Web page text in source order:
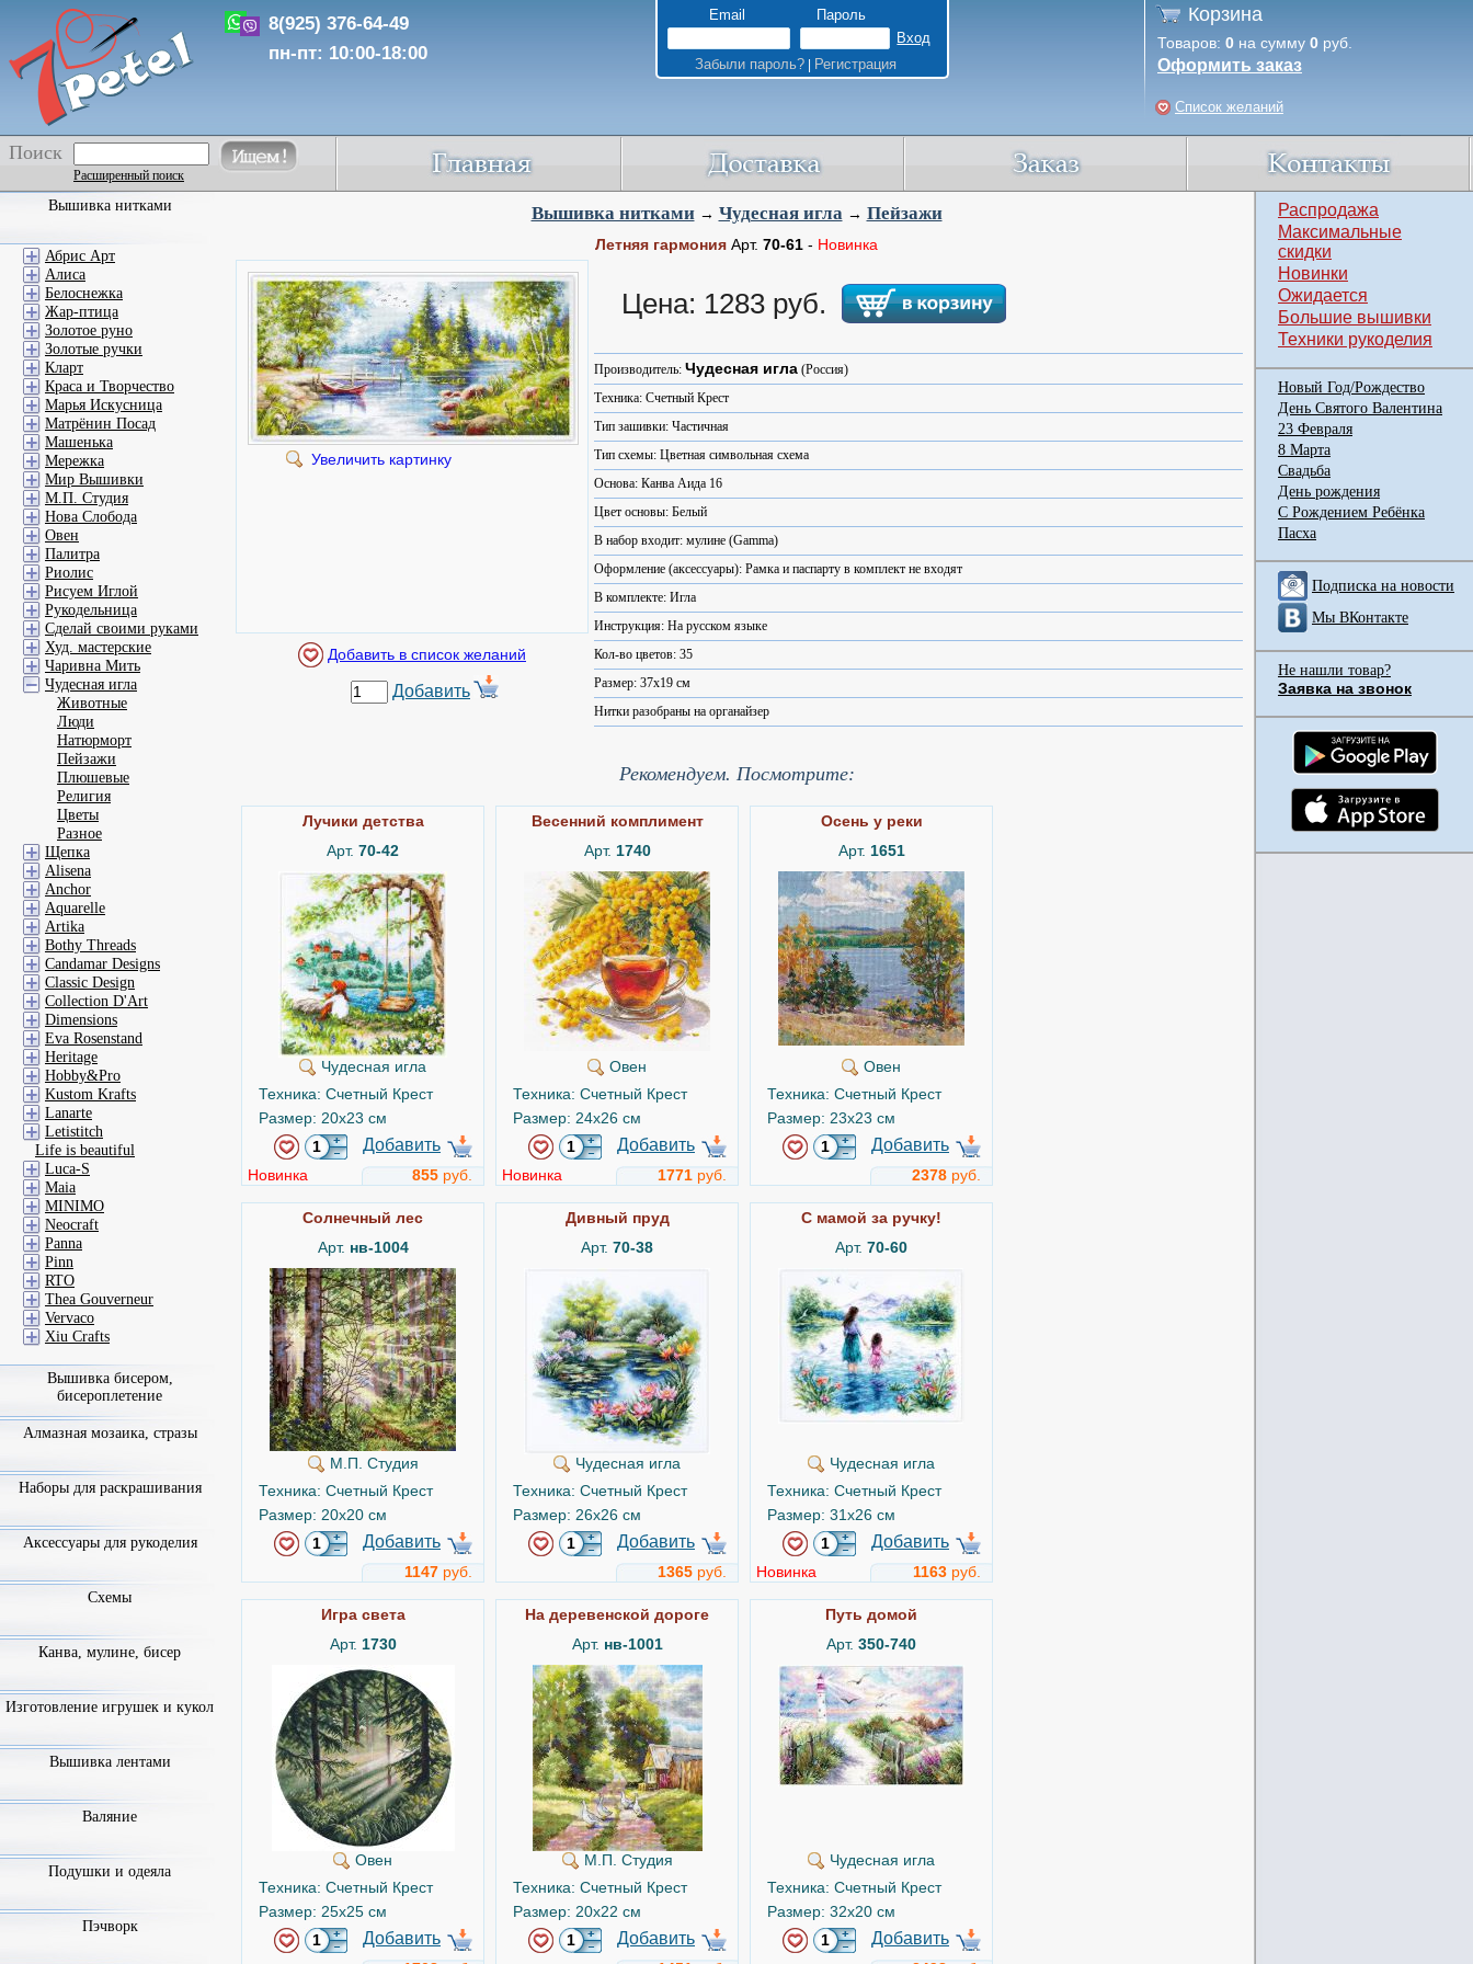
8(925) 376-64-49
пн-пт: 10:00-18:00
Email Пароль
Забыли пароль?| Регистрация
Корзина
Товаров: 0 на сумму 0 руб.
Оформить заказ
Список желаний
Поиск
Расширенный поиск
Вышивка нитками→ Чудесная игла → Пейзажи
Летняя гармония Арт. 70-61 - Новинка
Увеличить картинку
Добавить
Цена: 1283 руб.
Производитель: Чудесная игла (Россия)
Техника: Счетный Крест
Тип зашивки: Частичная
Тип схемы: Цветная символьная схема
Основа: Канва Аида 16
Цвет основы: Белый
В набор входит: мулине (Gamma)
Оформление (аксессуары): Рамка и паспарту в комплект не входят
В комплекте: Игла
Инструкция: На русском языке
Кол-во цветов: 35
Размер: 37x19 см
Нитки разобраны на органайзер
Рекомендуем. Посмотрите:
Лучики детства
Арт. 70-42
Чудесная игла
Техника: Счетный Крест
Размер: 20x23 см
Добавить
Новинка 855 руб.
Весенний комплимент
Арт. 1740
Овен
Техника: Счетный Крест
Размер: 24x26 см
Добавить
Новинка 1771 руб.
Осень у реки
Арт. 1651
Овен
Техника: Счетный Крест
Размер: 23x23 см
Добавить
2378 руб.
Солнечный лес
Арт. нв-1004
М.П. Студия
Техника: Счетный Крест
Размер: 20x20 см
Добавить
1147 руб.
Дивный пруд
Арт. 70-38
Чудесная игла
Техника: Счетный Крест
Размер: 26x26 см
Добавить
1365 руб.
С мамой за ручку!
Арт. 70-60
Чудесная игла
Техника: Счетный Крест
Размер: 31x26 см
Добавить
Новинка 1163 руб.
Игра света
Арт. 1730
Овен
Техника: Счетный Крест
Размер: 25x25 см
Добавить
На деревенской дороге
Арт. нв-1001
М.П. Студия
Техника: Счетный Крест
Размер: 20x22 см
Добавить
Путь домой
Арт. 350-740
Чудесная игла
Техника: Счетный Крест
Размер: 32x20 см
Добавить
Вышивка нитками
Абрис Арт
Алиса
Белоснежка
Жар-птица
Золотое руно
Золотые ручки
Кларт
Краса и Творчество
Марья Искусница
Матрёнин Посад
Машенька
Мережка
Мир Вышивки
М.П. Студия
Нова Слобода
Овен
Палитра
Риолис
Рисуем Иглой
Рукодельница
Сделай своими руками
Худ. мастерские
Чаривна Мить
Чудесная игла
Животные
Люди
Натюрморт
Пейзажи
Плюшевые
Религия
Цветы
Разное
Щепка
Alisena
Anchor
Aquarelle
Artika
Bothy Threads
Candamar Designs
Classic Design
Collection D'Art
Dimensions
Eva Rosenstand
Heritage
Hobby&Pro
Kustom Krafts
Lanarte
Letistitch
Life is beautiful
Luca-S
Maia
MINIMO
Neocraft
Panna
Pinn
RTO
Thea Gouverneur
Vervaco
Xiu Crafts
Вышивка бисером,
бисероплетение
Алмазная мозаика, стразы
Наборы для раскрашивания
Аксессуары для рукоделия
Схемы
Канва, мулине, бисер
Изготовление игрушек и кукол
Вышивка лентами
Валяние
Подушки и одеяла
Пэчворк
Распродажа
Максимальные
скидки
Новинки
Ожидается
Большие вышивки
Техники рукоделия
Новый Год/Рождество
День Святого Валентина
23 Февраля
8 Марта
Свадьба
День рождения
С Рождением Ребёнка
Пасха
Подписка на новости
Мы ВКонтакте
Не нашли товар?
Заявка на звонок